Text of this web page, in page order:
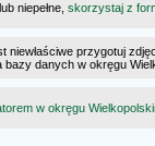
niepełne, skorzystaj z
niewłaściwe przygotuj
bazy danych w okręgu
w okręgu